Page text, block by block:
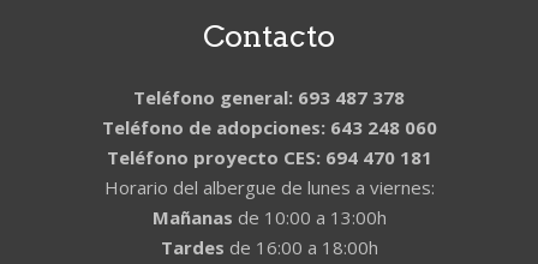
Contacto
Teléfono general: 693 487 378
Teléfono de adopciones: 643 248 060
Teléfono proyecto CES: 694 470 181
Horario del albergue de lunes a viernes:
Mañanas de 10:00 a 13:00h
Tardes de 16:00 a 18:00h